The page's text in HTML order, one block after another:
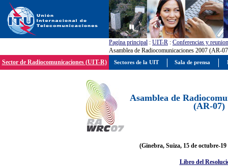
Pagína principal : UIT-R : Conferencias y
Asamblea de Radiocomunicaciones 2007 (AR-
Sector de Radiocomunicaciones (UIT-R)
Asamblea de
(AR-07)
(Ginebra, Suiza, 15 de octubre-19
Libro del
Sectores de la UIT Sala de prensa